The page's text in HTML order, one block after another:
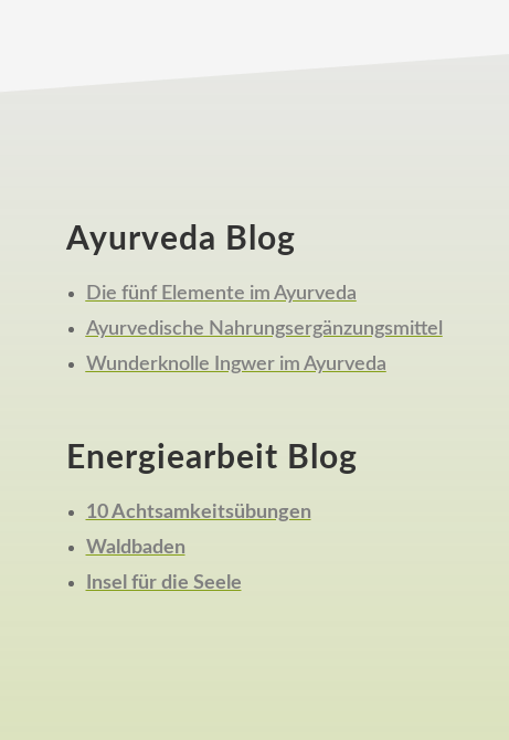
Ayurveda Blog
Die fünf Elemente im Ayurveda
Ayurvedische Nahrungsergänzungsmittel
Wunderknolle Ingwer im Ayurveda
Energiearbeit Blog
10 Achtsamkeitsübungen
Waldbaden
Insel für die Seele